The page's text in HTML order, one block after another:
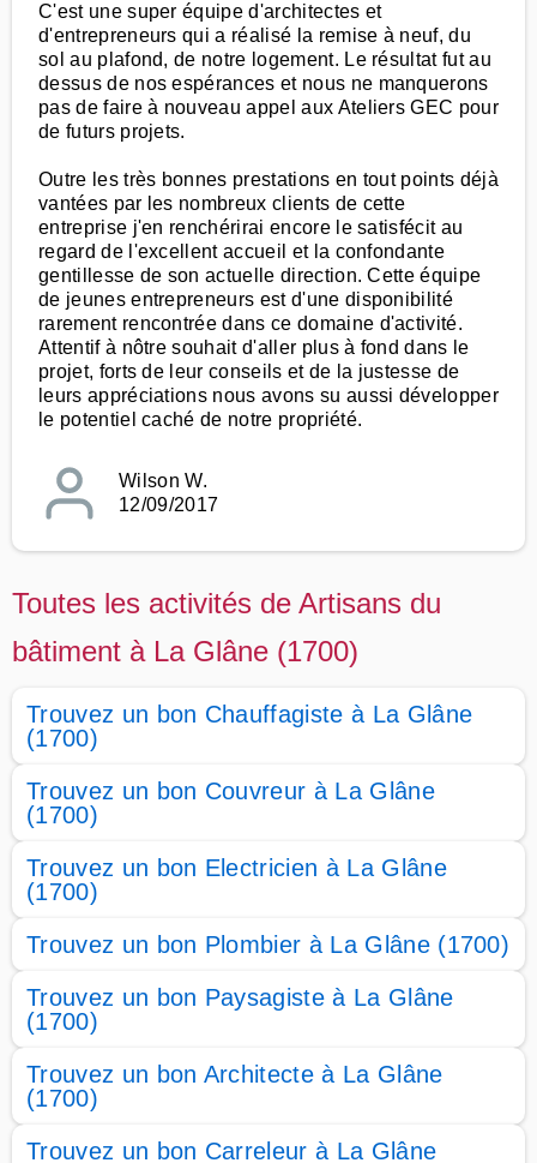
C'est une super équipe d'architectes et
d'entrepreneurs qui a réalisé la remise à neuf, du
sol au plafond, de notre logement. Le résultat fut au
dessus de nos espérances et nous ne manquerons
pas de faire à nouveau appel aux Ateliers GEC pour
de futurs projets.
Outre les très bonnes prestations en tout points déjà
vantées par les nombreux clients de cette
entreprise j'en renchérirai encore le satisfécit au
regard de l'excellent accueil et la confondante
gentillesse de son actuelle direction. Cette équipe
de jeunes entrepreneurs est d'une disponibilité
rarement rencontrée dans ce domaine d'activité.
Attentif à nôtre souhait d'aller plus à fond dans le
projet, forts de leur conseils et de la justesse de
leurs appréciations nous avons su aussi développer
le potentiel caché de notre propriété.
Wilson W.
12/09/2017
Toutes les activités de Artisans du
bâtiment à La Glâne (1700)
Trouvez un bon Chauffagiste à La Glâne
(1700)
Trouvez un bon Couvreur à La Glâne
(1700)
Trouvez un bon Electricien à La Glâne
(1700)
Trouvez un bon Plombier à La Glâne (1700)
Trouvez un bon Paysagiste à La Glâne
(1700)
Trouvez un bon Architecte à La Glâne
(1700)
Trouvez un bon Carreleur à La Glâne